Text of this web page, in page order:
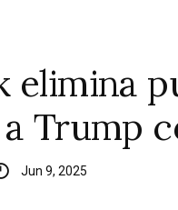
elimina
Trump
Jun 9, 2025